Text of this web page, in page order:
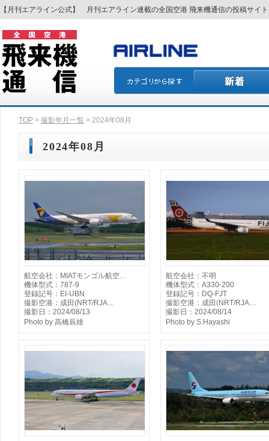
【月刊エアライン公式】 月刊エアライン連載の全国空港 飛来機通信の投稿サイ
TOP > 撮影年月一覧 > 2024年08月
2024年08月
航空会社：MIATモンゴル航空…
機体型式：787-9
登録記号：EI-UBN
撮影空港：成田(NRT/RJA…
撮影日：2024/08/13
Photo by 高橋辰雄
航空会社：不明
機体型式：A330-200
登録記号：DQ-FJT
撮影空港：成田(NRT/RJA…
撮影日：2024/08/14
Photo by S.Hayashi